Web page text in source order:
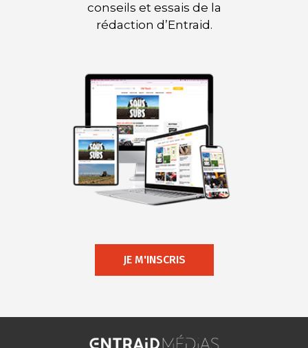
conseils et essais de la
rédaction d’Entraid.
JE M'INSCRIS